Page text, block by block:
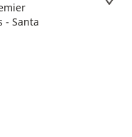
- Santa